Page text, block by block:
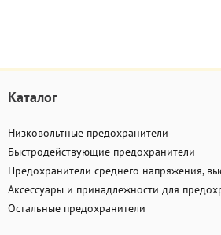
Каталог
Низковольтные предохранители
Быстродействующие предохранители
Предохранители среднего напряжения,
Аксессуары и принадлежности для
Остальные предохранители